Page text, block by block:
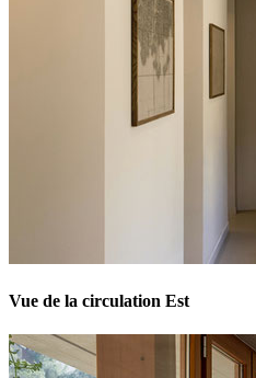
Vue de la circulation Est